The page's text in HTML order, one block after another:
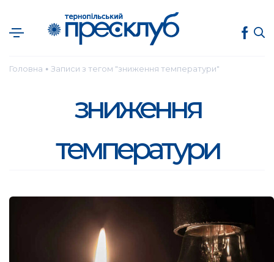
Головна ● Записи з тегом "зниження температури"
зниження
температури